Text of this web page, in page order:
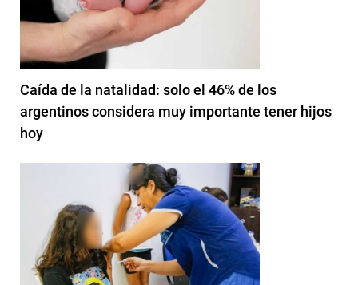
Caída de la natalidad: solo el 46% de los
argentinos considera muy importante tener hijos
hoy